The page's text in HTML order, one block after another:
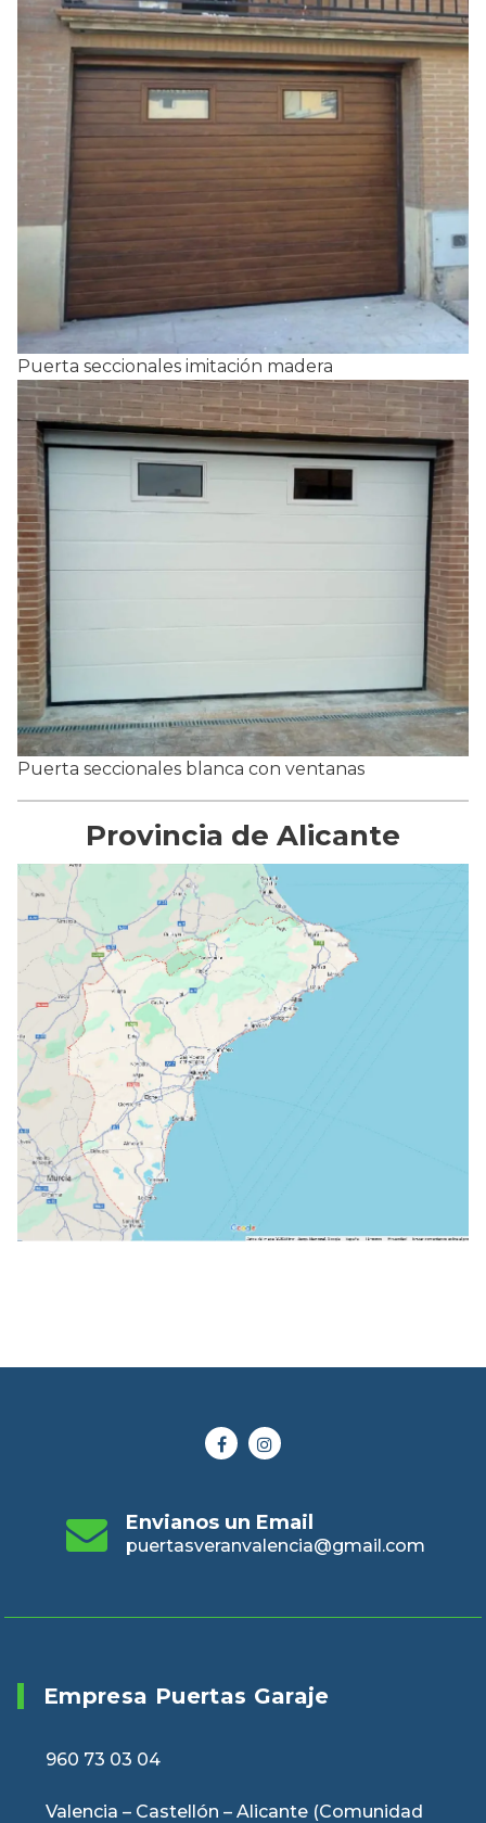
Puerta seccionales imitación madera
Puerta seccionales blanca con ventanas
Provincia de Alicante
Envianos un Email
puertasveranvalencia@gmail.com
Empresa Puertas Garaje
960 73 03 04
Valencia – Castellón – Alicante (Comunidad